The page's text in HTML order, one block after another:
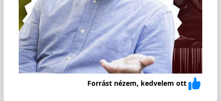
Forrást nézem, kedvelem ott